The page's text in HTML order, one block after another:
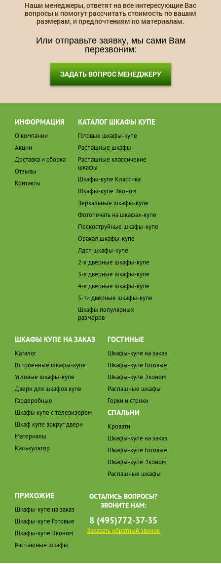
Наши менеджеры, ответят на все интересующие Вас
вопросы и помогут рассчитать стоимость по вашим
размерам, и предпочтениям по материалам.
Или отправьте заявку, мы сами Вам
перезвоним:
ЗАДАТЬ ВОПРОС МЕНЕДЖЕРУ
ИНФОРМАЦИЯ
О компании
Акции
Доставка и сборка
Отзывы
Контакты
КАТАЛОГ ШКАФЫ КУПЕ
Готовые шкафы-купе
Распашные шкафы
Распашные классичекие
шкафы
Шкафы-купе Классика
Шкафы-купе Эконом
Зеркальные шкафы-купе
Фотопечать на шкафах-купе
Пескоструйные шкафы-купе
Оракал шкафы-купе
Лдсп шкафы-купе
2-х дверные шкафы-купе
3-х дверные шкафы-купе
4-х дверные шкафы-купе
5-ти дверные шкафы-купе
Шкафы популярных
размеров
ШКАФЫ КУПЕ НА ЗАКАЗ
Каталог
Встроенные шкафы-купе
Угловые шкафы-купе
Двери для шкафов купе
Гардеробные
Шкафы купе с телевизором
Шкаф купе вокруг двери
Материалы
Калькулятор
ГОСТИНЫЕ
Шкафы-купе на заказ
Шкафы-купе Готовые
Шкафы-купе Эконом
Распашные шкафы
Горки и стенки
СПАЛЬНИ
Кровати
Шкафы-купе на заказ
Шкафы-купе Готовые
Шкафы-купе Эконом
Распашные шкафы
ПРИХОЖИЕ
Шкафы-купе на заказ
Шкафы-купе Готовые
Шкафы-купе Эконом
Распашные шкафы
ОСТАЛИСЬ ВОПРОСЫ?
ЗВОНИТЕ НАМ:
8 (495)772-37-35
Заказать обратный звонок